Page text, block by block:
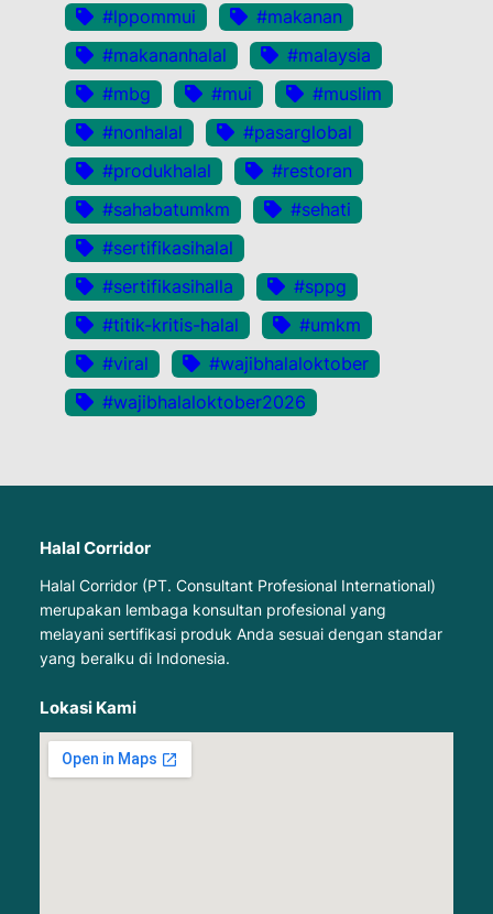
#lppommui
#makanan
#makananhalal
#malaysia
#mbg
#mui
#muslim
#nonhalal
#pasarglobal
#produkhalal
#restoran
#sahabatumkm
#sehati
#sertifikasihalal
#sertifikasihalla
#sppg
#titik-kritis-halal
#umkm
#viral
#wajibhalaloktober
#wajibhalaloktober2026
Halal Corridor
Halal Corridor (PT. Consultant Profesional International)
merupakan lembaga konsultan profesional yang
melayani sertifikasi produk Anda sesuai dengan standar
yang beralku di Indonesia.
Lokasi Kami